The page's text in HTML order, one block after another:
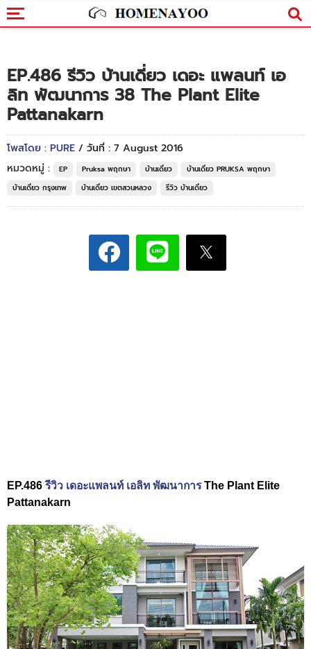
EP.486 รีวิว บ้านเดี่ยว เดอะ แพลนท์ เอ
ลิท พัฒนาการ 38 The Plant Elite
Pattanakarn
โพสโดย : PURE / วันที่ : 7 August 2016
หมวดหมู่ :
EP Pruksa พฤกษา บ้านเดี่ยว
บ้านเดี่ยว PRUKSA พฤกษา
บ้านเดี่ยว กรุงเทพ
บ้านเดี่ยว เขตสวนหลวง รีวิว บ้านเดี่ยว
EP.486รีวิว เดอะแพลนท์ เอลิท พัฒนาการThe Plant Elite
Pattanakarn